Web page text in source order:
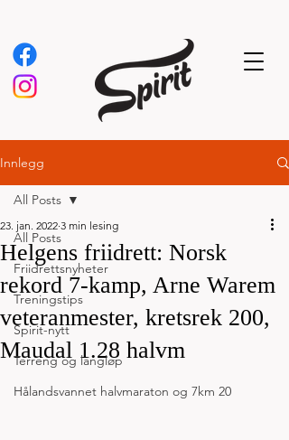
Innlegg
All Posts
Friidrettsnyheter
Treningstips
Spirit-nytt
Terreng og langløp
Hålandsvannet halvmaraton og 7km 20
All Posts
Helgens friidrett: Norsk
rekord 7-kamp, Arne Warem
veteranmester, kretsrek 200,
Maudal 1.28 halvm
23. jan. 2022 3 min lesing